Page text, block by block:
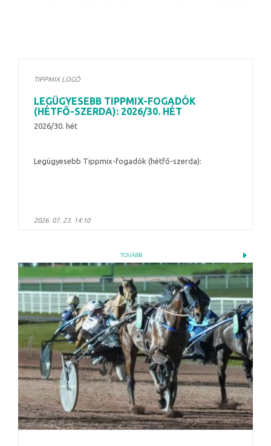
TIPPMIX LOGÓ
LEGÜGYESEBB TIPPMIX-FOGADÓK
(HÉTFŐ-SZERDA): 2026/30. HÉT
2026/30. hét
Legügyesebb Tippmix-fogadók (hétfő-szerda):
2026. 07. 23. 14:10
TOVÁBB